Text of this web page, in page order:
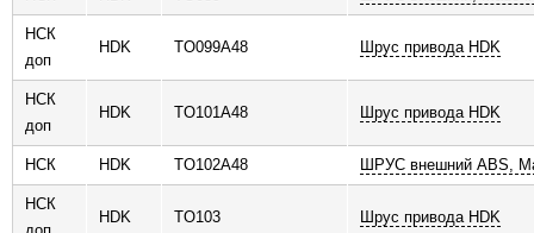
НСК
доп
HDK TO099A48 Шрус привода HDK
НСК
доп
HDK TO101A48 Шрус привода HDK
НСК HDK TO102A48 ШРУС внешний ABS,
НСК
доп
HDK TO103 Шрус привода HDK